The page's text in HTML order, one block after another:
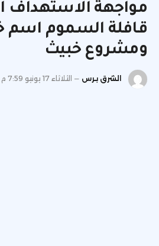
مواجهة الاستهداف
قافلة السموم اسم
ومشروع خبيث
الشرق برس الثلاثاء 17 يونيو 7:59 م